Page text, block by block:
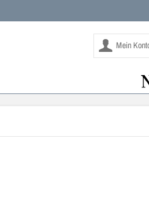
Mein